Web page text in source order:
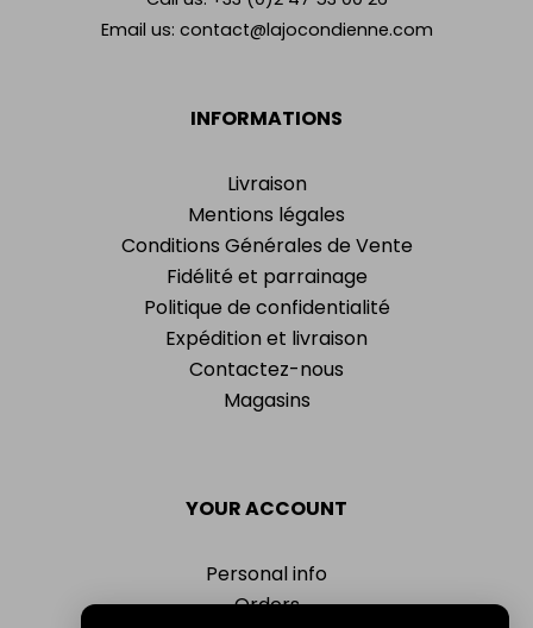
INFORMATIONS
Livraison
Mentions légales
Conditions Générales de Vente
Fidélité et parrainage
Politique de confidentialité
Expédition et livraison
Contactez-nous
Magasins
YOUR ACCOUNT
Personal info
Orders
Email us: contact@lajocondienne.com